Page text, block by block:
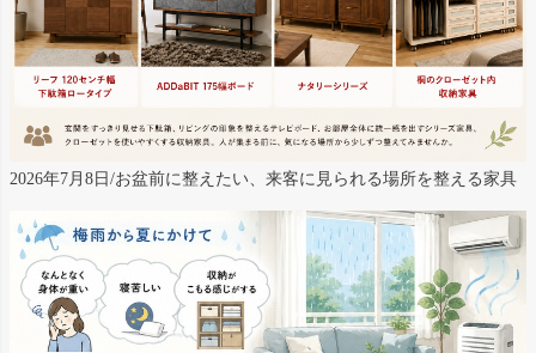
2026年7月8日/お盆前に整えたい、来客に見られる場所を整える家具